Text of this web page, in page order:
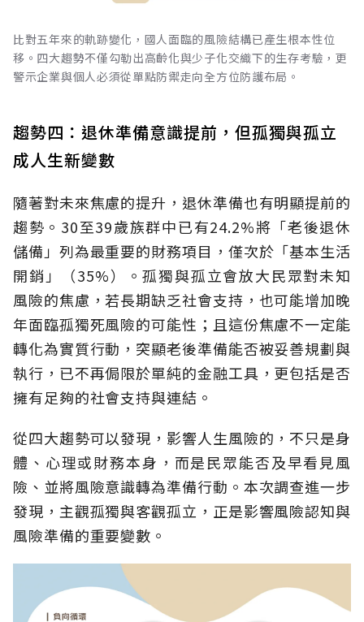
比對五年來的軌跡變化，國人面臨的風險結構已產生根本性位
移。四大趨勢不僅勾勒出高齡化與少子化交織下的生存考驗，更
警示企業與個人必須從單點防禦走向全方位防護布局。
趨勢四：退休準備意識提前，但孤獨與孤立
成人生新變數
隨著對未來焦慮的提升，退休準備也有明顯提前的
趨勢。30至39歲族群中已有24.2%將「老後退休
儲備」列為最重要的財務項目，僅次於「基本生活
開銷」（35%）。孤獨與孤立會放大民眾對未知
風險的焦慮，若長期缺乏社會支持，也可能增加晚
年面臨孤獨死風險的可能性；且這份焦慮不一定能
轉化為實質行動，突顯老後準備能否被妥善規劃與
執行，已不再侷限於單純的金融工具，更包括是否
擁有足夠的社會支持與連結。
從四大趨勢可以發現，影響人生風險的，不只是身
體、心理或財務本身，而是民眾能否及早看見風
險、並將風險意識轉為準備行動。本次調查進一步
發現，主觀孤獨與客觀孤立，正是影響風險認知與
風險準備的重要變數。